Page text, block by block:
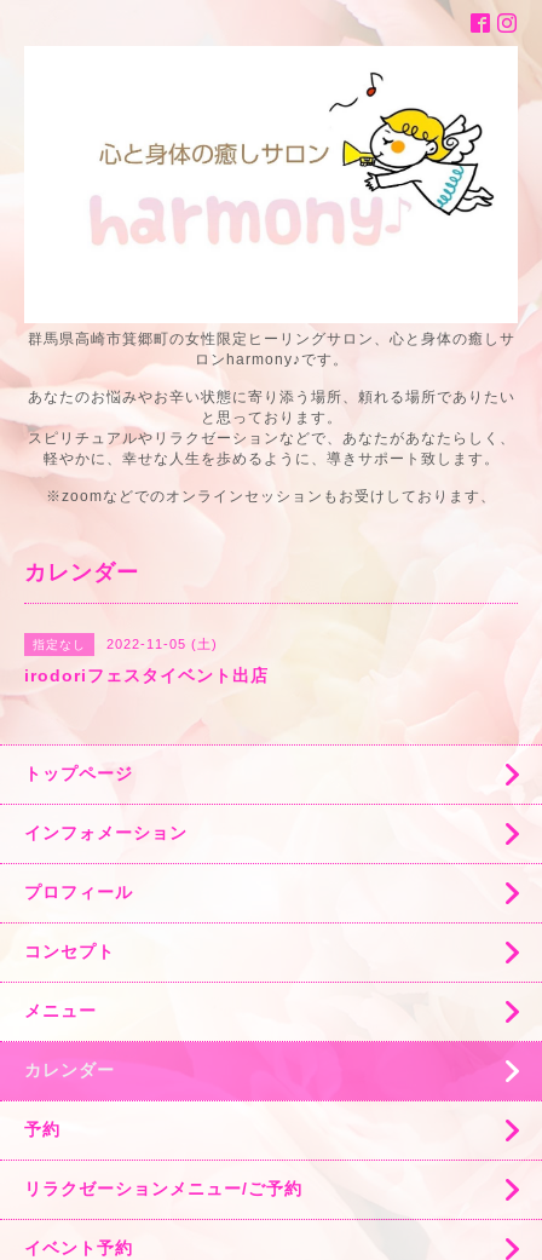
群馬県高崎市箕郷町の女性限定ヒーリングサロン、心と身体の癒しサ
ロンharmony♪です。
あなたのお悩みやお辛い状態に寄り添う場所、頼れる場所でありたい
と思っております。
スピリチュアルやリラクゼーションなどで、あなたがあなたらしく、
軽やかに、幸せな人生を歩めるように、導きサポート致します。
※zoomなどでのオンラインセッションもお受けしております、
カレンダー
指定なし 2022-11-05 (土)
irodoriフェスタイベント出店
トップページ
インフォメーション
プロフィール
コンセプト
メニュー
カレンダー
予約
リラクゼーションメニュー/ご予約
イベント予約